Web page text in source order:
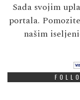
Sada svojim
portala.
našim